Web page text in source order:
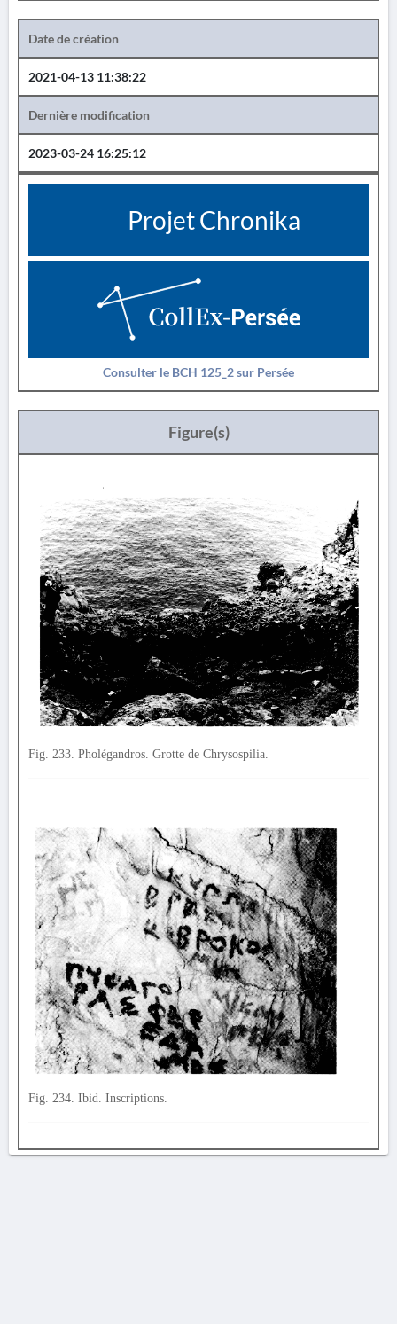
Date de création
2021-04-13 11:38:22
Dernière modification
2023-03-24 16:25:12
Projet Chronika
Consulter le BCH 125_2 sur Persée
Figure(s)
Fig. 233. Pholégandros. Grotte de Chrysospilia.
Fig. 234. Ibid. Inscriptions.